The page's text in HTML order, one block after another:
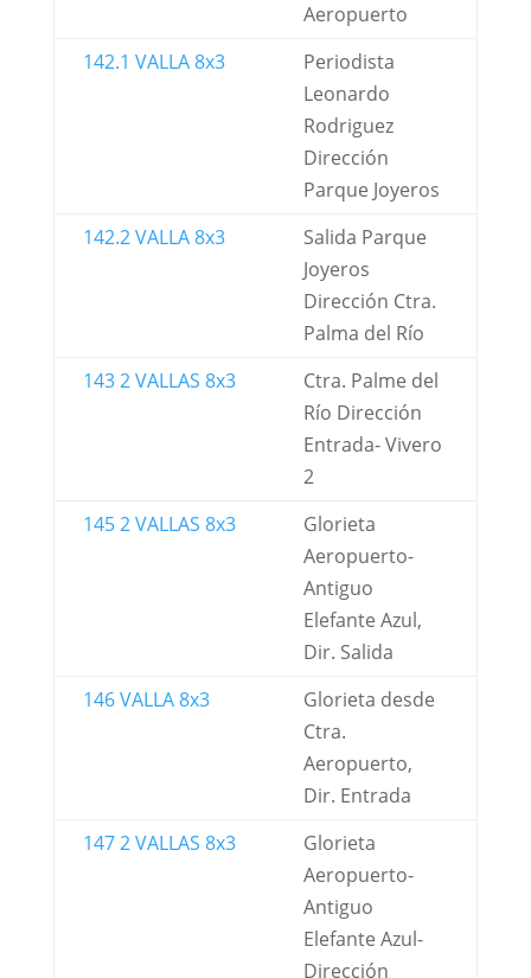
Aeropuerto
142.1 VALLA 8x3
Periodista
Leonardo
Rodriguez
Dirección
Parque Joyeros
142.2 VALLA 8x3
Salida Parque
Joyeros
Dirección Ctra.
Palma del Río
143 2 VALLAS 8x3
Ctra. Palme del
Río Dirección
Entrada- Vivero
2
145 2 VALLAS 8x3
Glorieta
Aeropuerto-
Antiguo
Elefante Azul,
Dir. Salida
146 VALLA 8x3
Glorieta desde
Ctra.
Aeropuerto,
Dir. Entrada
147 2 VALLAS 8x3
Glorieta
Aeropuerto-
Antiguo
Elefante Azul-
Dirección